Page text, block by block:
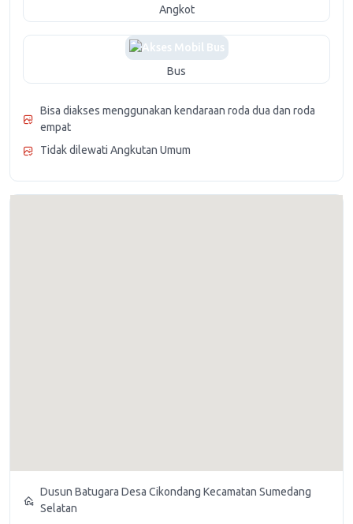
Angkot
Bus
Bisa diakses menggunakan kendaraan roda dua dan roda
empat
Tidak dilewati Angkutan Umum
Dusun Batugara Desa Cikondang Kecamatan Sumedang
Selatan